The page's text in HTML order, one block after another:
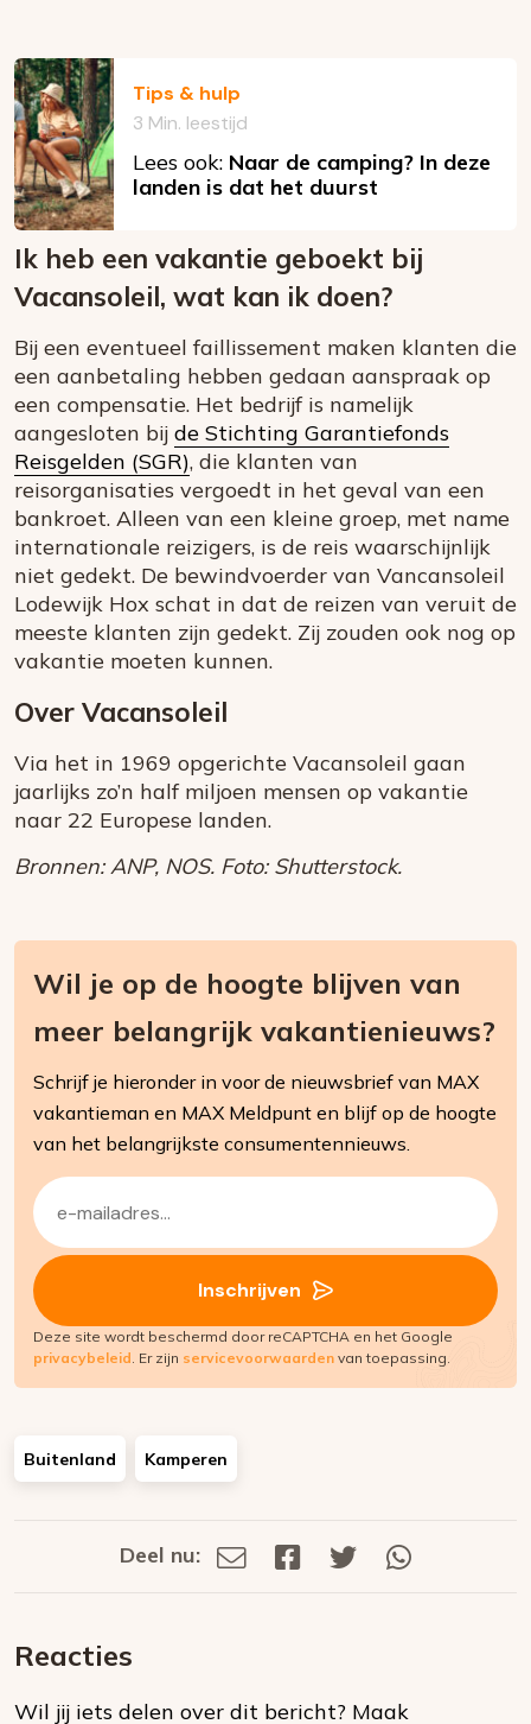
Tips & hulp
3 Min. leestijd
Lees ook: Naar de camping? In deze
landen is dat het duurst
Ik heb een vakantie geboekt bij
Vacansoleil, wat kan ik doen?
Bij een eventueel faillissement maken klanten die
een aanbetaling hebben gedaan aanspraak op
een compensatie. Het bedrijf is namelijk
aangesloten bij de Stichting Garantiefonds
Reisgelden (SGR), die klanten van
reisorganisaties vergoedt in het geval van een
bankroet. Alleen van een kleine groep, met name
internationale reizigers, is de reis waarschijnlijk
niet gedekt. De bewindvoerder van Vancansoleil
Lodewijk Hox schat in dat de reizen van veruit de
meeste klanten zijn gedekt. Zij zouden ook nog op
vakantie moeten kunnen.
Over Vacansoleil
Via het in 1969 opgerichte Vacansoleil gaan
jaarlijks zo’n half miljoen mensen op vakantie
naar 22 Europese landen.
Bronnen: ANP, NOS. Foto: Shutterstock.
Wil je op de hoogte blijven van
meer belangrijk vakantienieuws?
Schrijf je hieronder in voor de nieuwsbrief van MAX
vakantieman en MAX Meldpunt en blijf op de hoogte
van het belangrijkste consumentennieuws.
E-
mailadres
(Vereist)
Inschrijven
Deze site wordt beschermd door reCAPTCHA en het Google
privacybeleid. Er zijn servicevoorwaarden van toepassing.
Buitenland Kamperen
Deel
Deel nu:
Deel
Deel
Deel
Reacties
Wil jij iets delen over dit bericht? Maak